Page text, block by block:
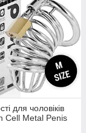
для чоловіків
Cell Metal Penis